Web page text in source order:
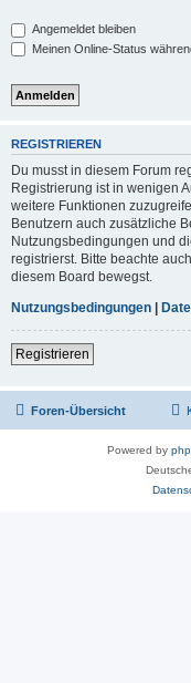
Angemeldet bleiben
Meinen Online-Status
REGISTRIEREN
Du musst in diesem Forum
Registrierung ist in wenigen
weitere Funktionen
Benutzern auch zusätzliche
Nutzungsbedingungen und
registrierst. Bitte beachte
diesem Board bewegst.
Nutzungsbedingungen |
Registrieren
Foren-Übersicht
Powered by